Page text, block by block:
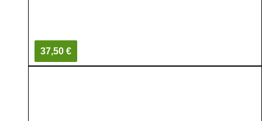
37,50 €